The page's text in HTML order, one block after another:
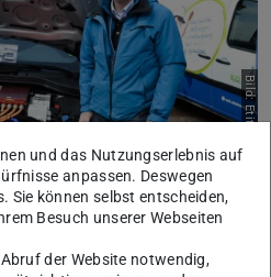
Bild: Etit TU Darmstadt
Elektromobilität in
und das Nutzungserlebnis auf
anpassen. Deswegen
Sie können selbst entscheiden,
Besuch unserer Webseiten
der Website notwendig,